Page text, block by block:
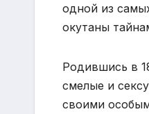
одной из
окутаны
Родившись в
смелые и
своими